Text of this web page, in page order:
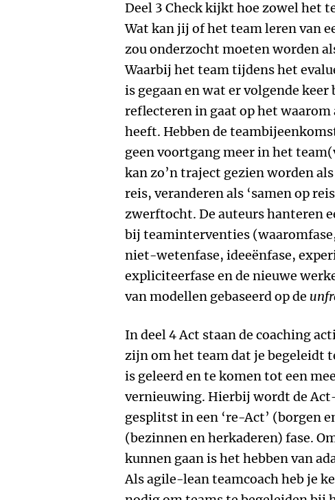
Deel 3 Check kijkt hoe zowel het
Wat kan jij of het team leren van
zou onderzocht moeten worden
Waarbij het team tijdens het
is gegaan en wat er volgende
reflecteren in gaat op het waarom
heeft. Hebben de
geen voortgang meer in het
kan zo’n traject gezien worden
reis, veranderen als ‘samen op
zwerftocht. De auteurs hanteren
bij teaminterventies
niet-wetenfase, ideeënfase,
expliciteerfase en de nieuwe
van modellen gebaseerd op de
In deel 4 Act staan de coaching
zijn om het team dat je begeleidt
is geleerd en te komen tot een
vernieuwing. Hierbij wordt de
gesplitst in een ‘re-Act’ (borgen
(bezinnen en herkaderen) fase.
kunnen gaan is het hebben van
Als agile-lean teamcoach heb je